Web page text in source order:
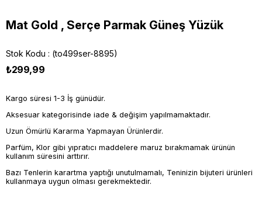
Mat Gold , Serçe Parmak Güneş Yüzük
Stok Kodu (to499ser-8895)
₺299,99
Kargo süresi 1-3 İş günüdür.
Aksesuar kategorisinde iade & değişim yapılmamaktadır.
Uzun Ömürlü Kararma Yapmayan Ürünlerdir.
Parfüm, Klor gibi yıpratıcı maddelere maruz bırakmamak ürünün
kullanım süresini arttırır.
Bazı Tenlerin karartma yaptığı unutulmamalı, Teninizin bijuteri ürünleri
kullanmaya uygun olması gerekmektedir.